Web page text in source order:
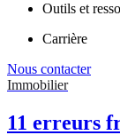
Outils et
Carrière
Nous contacter
Immobilier
11 erreurs